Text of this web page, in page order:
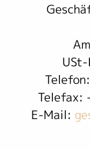
Telefax:
E-Mail: